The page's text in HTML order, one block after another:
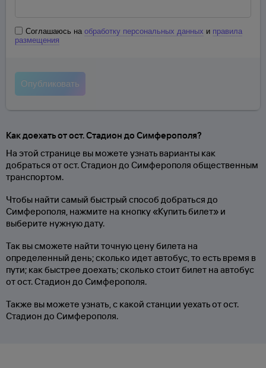
Соглашаюсь на обработку персональных данных и правила
размещения
Как доехать от ост. Стадион до Симферополя?
На этой странице вы можете узнать варианты как
добраться от ост. Стадион до Симферополя общественным
транспортом.
Чтобы найти самый быстрый способ добраться до
Симферополя, нажмите на кнопку «Купить билет» и
выберите нужную дату.
Так вы сможете найти точную цену билета на
определенный день; сколько идет автобус, то есть время в
пути; как быстрее доехать; сколько стоит билет на автобус
от ост. Стадион до Симферополя.
Также вы можете узнать, с какой станции уехать от ост.
Стадион до Симферополя.